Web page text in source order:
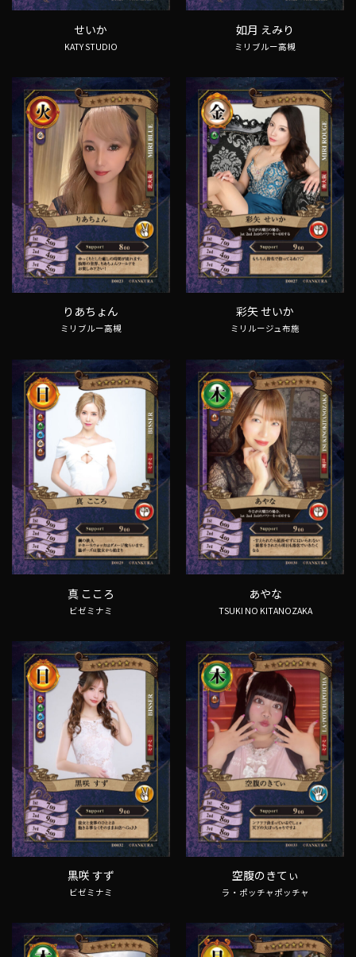
せいか
KATY STUDIO
如月 えみり
ミリブルー高槻
りあちょん
ミリブルー高槻
彩矢 せいか
ミリルージュ布施
真 こころ
ビゼミナミ
あやな
TSUKI NO KITANOZAKA
黒咲 すず
ビゼミナミ
空腹のきてぃ
ラ・ポッチャポッチャ